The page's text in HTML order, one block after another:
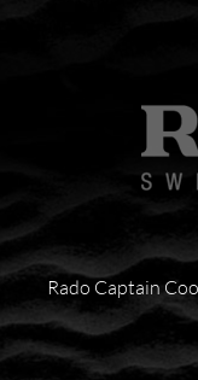
Rado Captain